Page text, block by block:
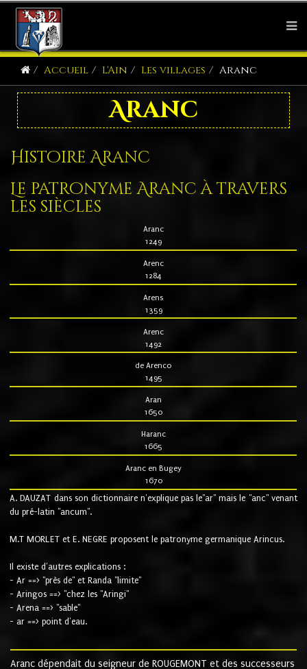
Accueil L'Ain Les villages Aranc
Aranc
Histoire Aranc
Le patronyme Aranc à travers
les siècles
Aranc
1249
Arenc
1284
Arens
1359
Arenc
1492
de Arenco
1495
Aran
1650
Haranc
1665
Aranc en Bugey
1670
A. DAUZAT dans son dictionnaire n'explique pas le"ar" mais le "anc" venant
du pré-latin "ancum".
M.T MORLET et E. NEGRE proposent le patronyme germanique Arincus.
Il existe d'autres explications :
- Ar ==> "près de" et Randa "limite"
- Aringos ==> "chez les "Aringi"
- Arena ==> "sable"
- ar ==> point d'eau.
Aranc dépendait du seigneur de ROUGEMONT et des successeurs